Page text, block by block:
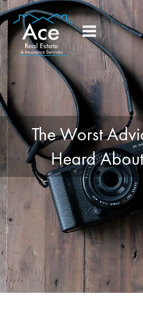
The Worst
Heard